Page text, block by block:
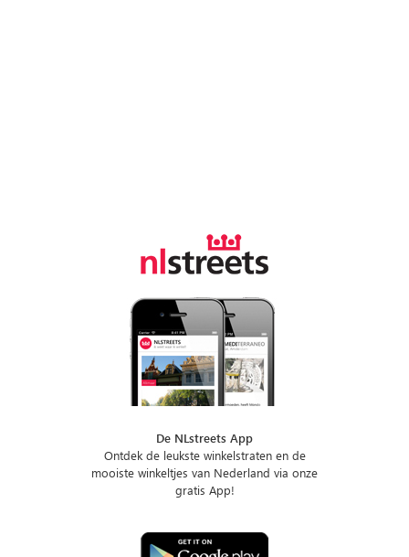
De NLstreets App
Ontdek de leukste winkelstraten en de
mooiste winkeltjes van Nederland via onze
gratis App!